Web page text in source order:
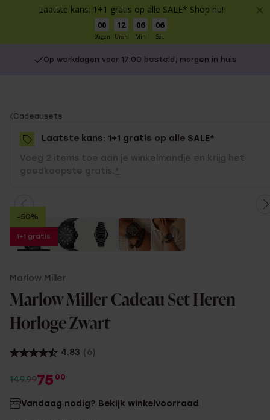
Laatste kans: 1+1 gratis op alle SALE* Shop nu!
00
Dagen
12
Uren
06
Min
06
Sec
Op werkdagen voor 17:00 besteld, morgen in huis
You
are
here:
Cadeausets
Laatste kans: 1+1 gratis op alle SALE*
Voeg 2 items toe aan je winkelmandje en krijg het
goedkoopste gratis. *
-50%
1+1 gratis
Marlow Miller
Marlow Miller Cadeau Set Heren
Horloge Zwart
4.83 (6)
149.9975 00
Vandaag nodig? Bekijk winkelvoorraad